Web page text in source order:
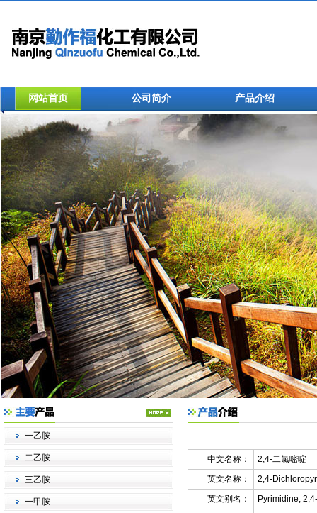
网站首页 公司简介 产品介绍
一乙胺
二乙胺
三乙胺
一甲胺
中文名称：
2,4-二氯嘧啶
英文名称：
2,4-
英文别名：
Pyrimidine,